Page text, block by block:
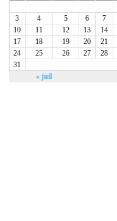
« juil
3
4 5 6 7
10
11 12 13 14
17
18 19 20 21
24
25 26 27 28
31